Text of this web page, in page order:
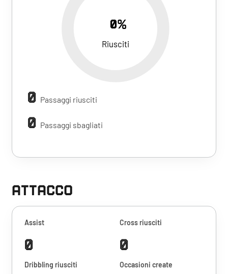
0%
Riusciti
0 Passaggi riusciti
0 Passaggi sbagliati
ATTACCO
Assist
0
Cross riusciti
0
Dribbling riusciti Occasioni create